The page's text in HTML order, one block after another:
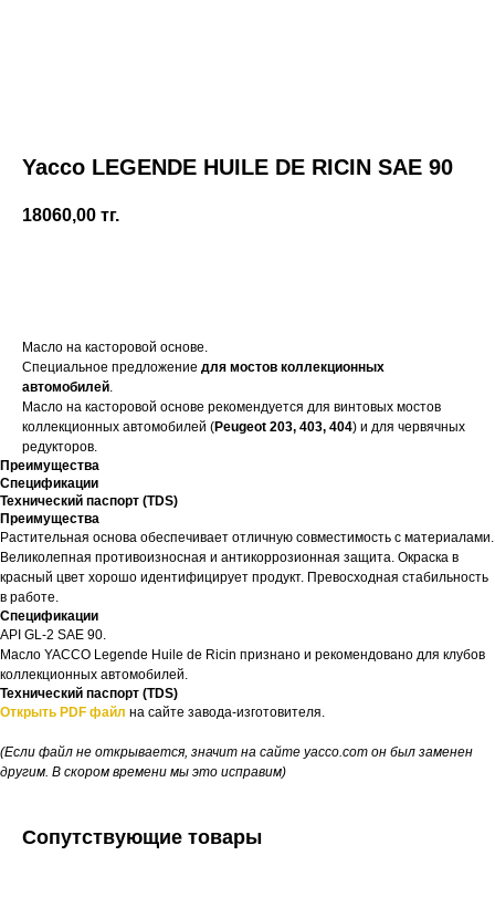
Yacco LЕGENDE HUILE DE RICIN SAE 90
18060,00 тг.
Масло на касторовой основе.
Специальное предложение для мостов коллекционных
автомобилей.
Масло на касторовой основе рекомендуется для винтовых мостов
коллекционных автомобилей (Peugeot 203, 403, 404) и для червячных
редукторов.
Преимущества
Спецификации
Технический паспорт (TDS)
Преимущества
Растительная основа обеспечивает отличную совместимость с материалами.
Великолепная противоизносная и антикоррозионная защита. Окраска в
красный цвет хорошо идентифицирует продукт. Превосходная стабильность
в работе.
Спецификации
API GL-2 SAE 90.
Масло YACCO Legende Huile de Ricin признано и рекомендовано для клубов
коллекционных автомобилей.
Технический паспорт (TDS)
Открыть PDF файл на сайте завода-изготовителя.
(Если файл не открывается, значит на сайте yacco.com он был заменен
другим. В скором времени мы это исправим)
Сопутствующие товары